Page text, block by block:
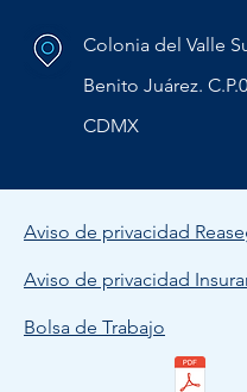
Colonia del Valle
Benito Juárez.
CDMX
Aviso de privacidad
Aviso de privacidad
Bolsa de Trabajo